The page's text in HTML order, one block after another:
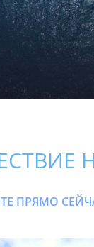
ПРЯМО